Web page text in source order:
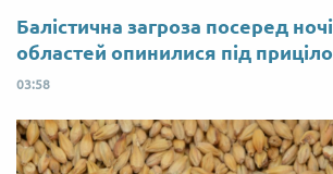
Балістична загроза посеред
областей опинилися під
03:58